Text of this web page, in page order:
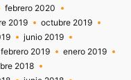
febrero 2020
2019
octubre 2019
junio 2019
febrero 2019
enero 2019
2018